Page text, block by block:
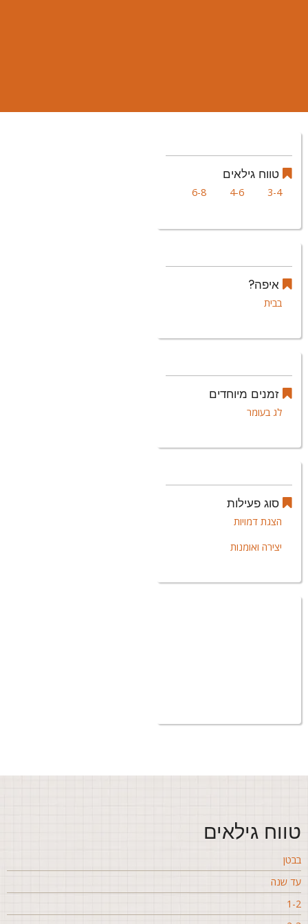
טווח גילאים
3-4
4-6
6-8
איפה?
בבית
זמנים מיוחדים
לג בעומר
סוג פעילות
הצגת דמויות
יצירה ואומנות
גילאים
שנה
1-